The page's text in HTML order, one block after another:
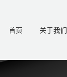
首页 关于我们